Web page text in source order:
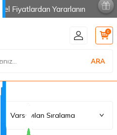
Fiyatlardan Yararlanın
ARA
0